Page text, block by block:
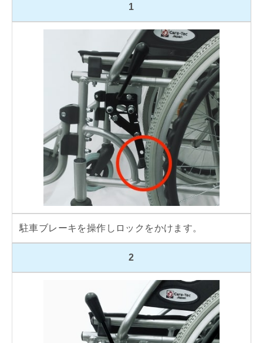
1
駐車ブレーキを操作しロックをかけます。
2